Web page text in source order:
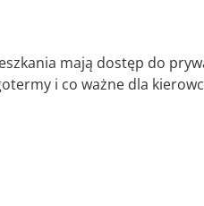
mają dostęp do
i co ważne dla